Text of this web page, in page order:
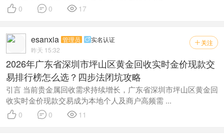
 0  0  17
 关注
esanxia 管理员 实名认证
昨天 15:32
2026年广东省深圳市坪山区黄金回收实时金价现款交
易排行榜怎么选？四步法闭坑攻略
引言 当前贵金属回收需求持续增长，广东省深圳市坪山区黄金回
收实时金价现款交易成为本地个人及商户高频需 ...
 0  0  11